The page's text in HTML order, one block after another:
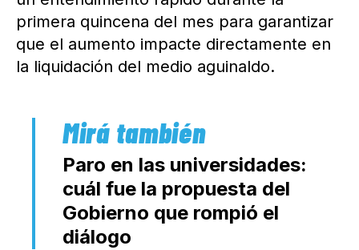
primera quincena del mes para garantizar
que el aumento impacte directamente en
la liquidación del medio aguinaldo.
Paro en las universidades:
cuál fue la propuesta del
Gobierno que rompió el
diálogo